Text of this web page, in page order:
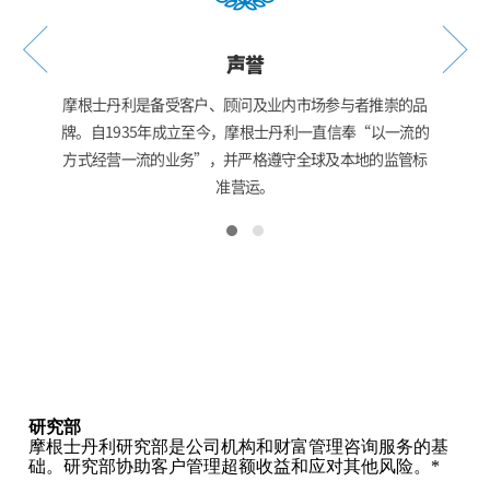
声誉
摩根士丹利是备受客户、顾问及业内市场参与者推崇的品
牌。自1935年成立至今，摩根士丹利一直信奉“以一流的
方式经营一流的业务”，并严格遵守全球及本地的监管标
准营运。
研究部
摩根士丹利研究部是公司机构和财富管理咨询服务的基
础。研究部协助客户管理超额收益和应对其他风险。*